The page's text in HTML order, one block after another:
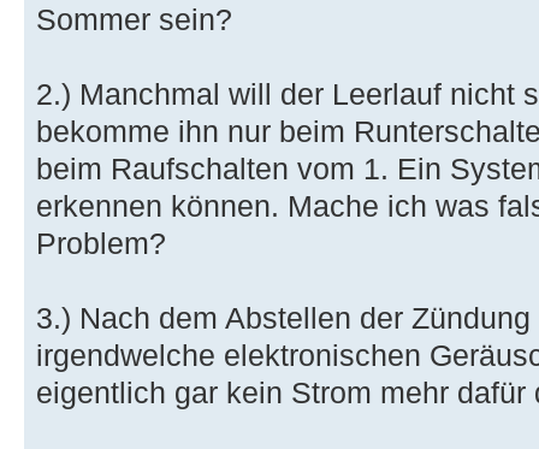
Sommer sein?
2.) Manchmal will der Leerlauf nicht
bekomme ihn nur beim
beim Raufschalten vom 1. Ein
erkennen können. Mache ich was
Problem?
3.) Nach dem Abstellen der
irgendwelche elektronischen
eigentlich gar kein Strom mehr